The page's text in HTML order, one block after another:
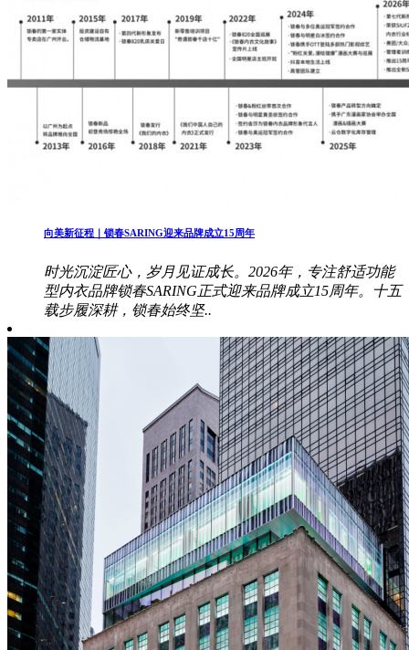
向美新征程｜锁春SARING迎来品牌成立15周年
时光沉淀匠心，岁月见证成长。2026年，专注舒适功能
型内衣品牌锁春SARING正式迎来品牌成立15周年。十五
载步履深耕，锁春始终坚..